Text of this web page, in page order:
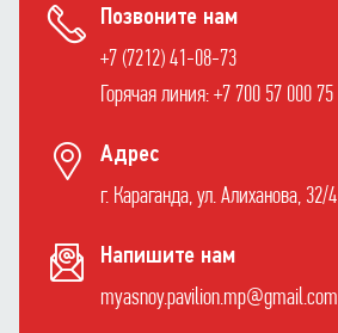
Позвоните нам
+7 (7212) 41-08-73
Горячая линия: +7 700 57 000 75
Адрес
г. Караганда, ул. Алиханова, 32/4
Напишите нам
myasnoy.pavilion.mp@gmail.com